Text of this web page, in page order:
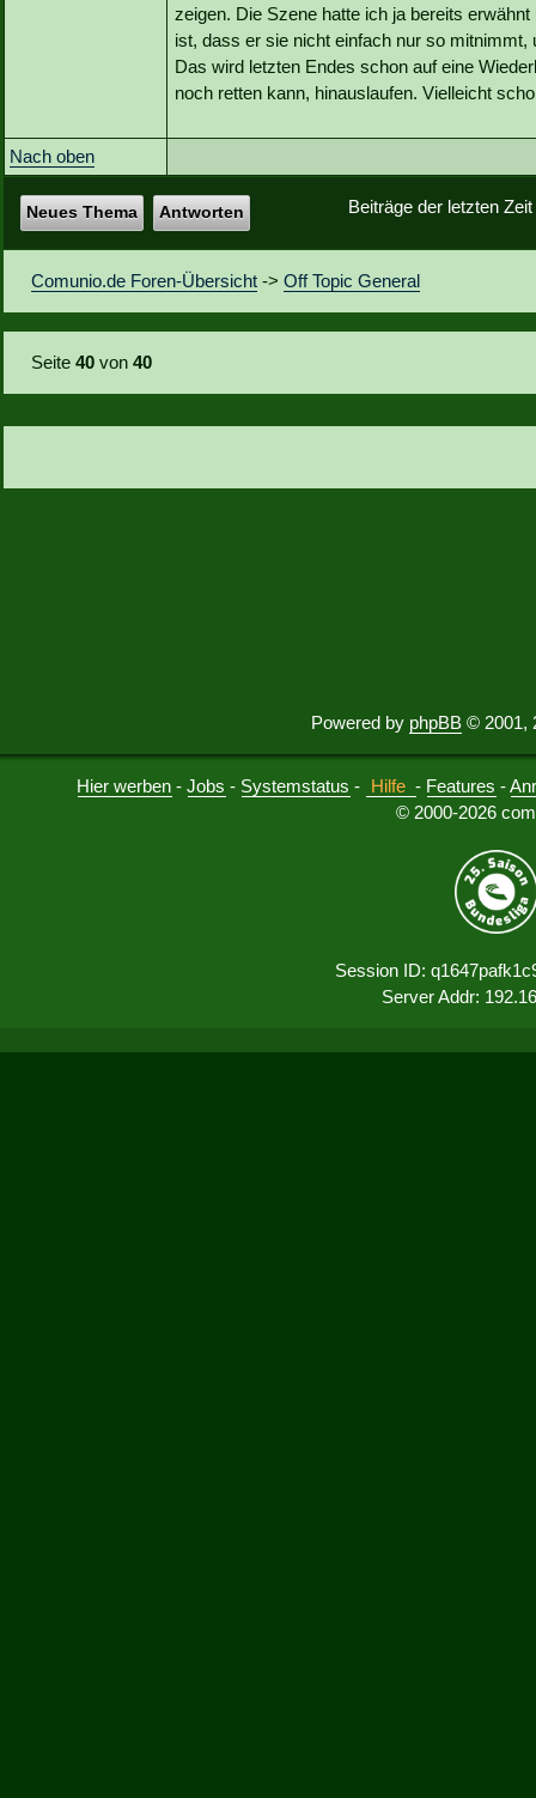
zeigen. Die Szene hatte ich ja bereits
ist, dass er sie nicht einfach nur so
Das wird letzten Endes schon auf eine
noch retten kann, hinauslaufen. Vielleicht
Nach oben
Beiträge der letzten
Neues Thema Antworten
Comunio.de Foren-Übersicht ->Off Topic General
Seite40 von40
Powered by phpBB © 2001,
Hier werben -Jobs - Systemstatus - Hilfe - Features -
© 2000-2026
Session ID:
Server Addr: